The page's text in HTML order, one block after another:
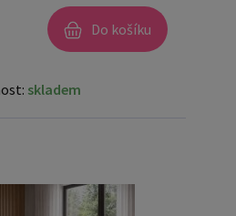
Do košíku
skladem